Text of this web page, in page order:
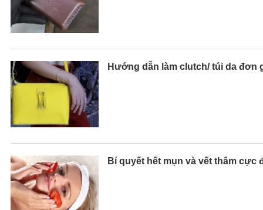
Hướng dẫn làm clutch/ túi da đơn
Bí quyết hết mụn và vết thâm cực